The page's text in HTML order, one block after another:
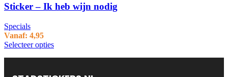
Sticker – Ik heb wijn nodig
Specials
Vanaf: 4,95
Selecteer opties